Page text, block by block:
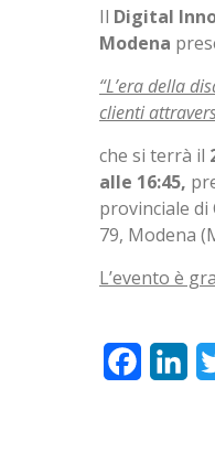
Il Digital
Modena
“L’era della
clienti
che si terrà il
alle 16:45,
provinciale di
79, Modena
L’evento è